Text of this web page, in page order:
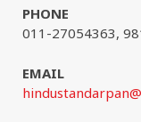
PHONE
011-27054363,
EMAIL